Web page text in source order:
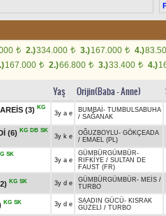
t 2.)334.000 t 3.)167.000 t 4.)
167.000 t 2.)66.800 t 3.)33.400 t 4.)
Yaş Orijin(Baba - Anne)
(3) KG
3y a e BUMBAİ - TUMBULSABUHA
/ SAĞANAK
(6) KG DB SK
3y k e OĞUZBOYLU- GÖKÇEADA
/ EMAEL (PL)
SK
3y a e
GÜMBÜRGÜMBÜR-
RIFKİYE / SULTAN DE
FAUST (FR)
KG SK 3y d e GÜMBÜRGÜMBÜR- MEİS /
TURBO
KG SK 3y d e SAADIN GÜCÜ- KISRAK
GÜZELİ / TURBO